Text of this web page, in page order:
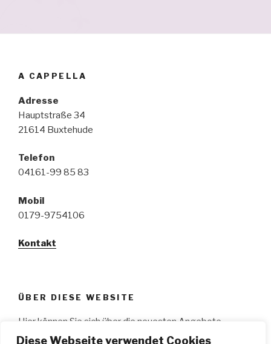
Diese Webseite verwendet Cookies
A CAPPELLA
Adresse
Hauptstraße 34
21614 Buxtehude
Telefon
04161-99 85 83
Mobil
0179-9754106
Kontakt
ÜBER DIESE WEBSITE
Hier können Sie sich über die neuesten Angebote
informieren, wie z.B.: aktuelle Workshops, Ge­sangs­